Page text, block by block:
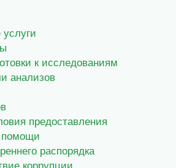
к исследованиям
анализов
предоставления
помощи
распорядка
коррупции